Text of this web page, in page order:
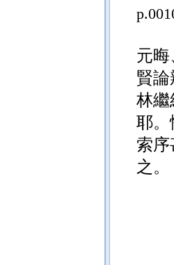
元
賢論
林繼
耶。
索序
之。